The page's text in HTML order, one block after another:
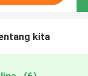
kita